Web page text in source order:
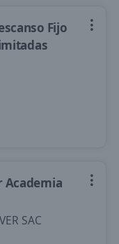
Fijo
Academia
SAC